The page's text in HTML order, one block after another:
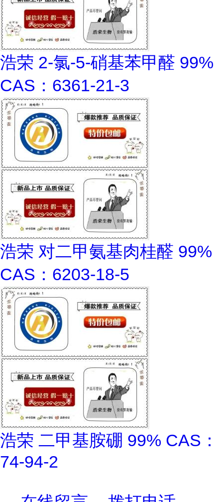
浩荣 2-氯-5-硝基苯甲醛 99%
CAS：6361-21-3
浩荣 对二甲氨基肉桂醛 99%
CAS：6203-18-5
浩荣 二甲基胺硼 99% CAS：
74-94-2